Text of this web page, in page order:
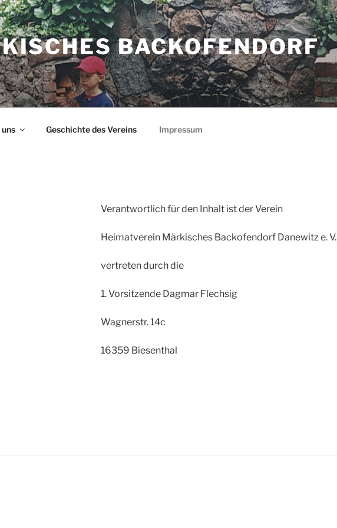
BACKOFENDORF
uns Geschichte des Vereins Impressum
Verantwortlich für den Inhalt ist der Verein
Heimatverein Märkisches Backofendorf Danewitz e. V.
vertreten durch die
1. Vorsitzende Dagmar Flechsig
Wagnerstr. 14c
16359 Biesenthal